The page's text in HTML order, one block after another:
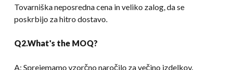
Tovarniška neposredna cena in veliko zalog, da se
poskrbijo za hitro dostavo.
Q2.What's the MOQ?
A: Sprejemamo vzorčno naročilo za večino izdelkov.